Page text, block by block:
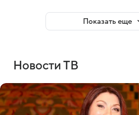
Показать еще
Новости ТВ